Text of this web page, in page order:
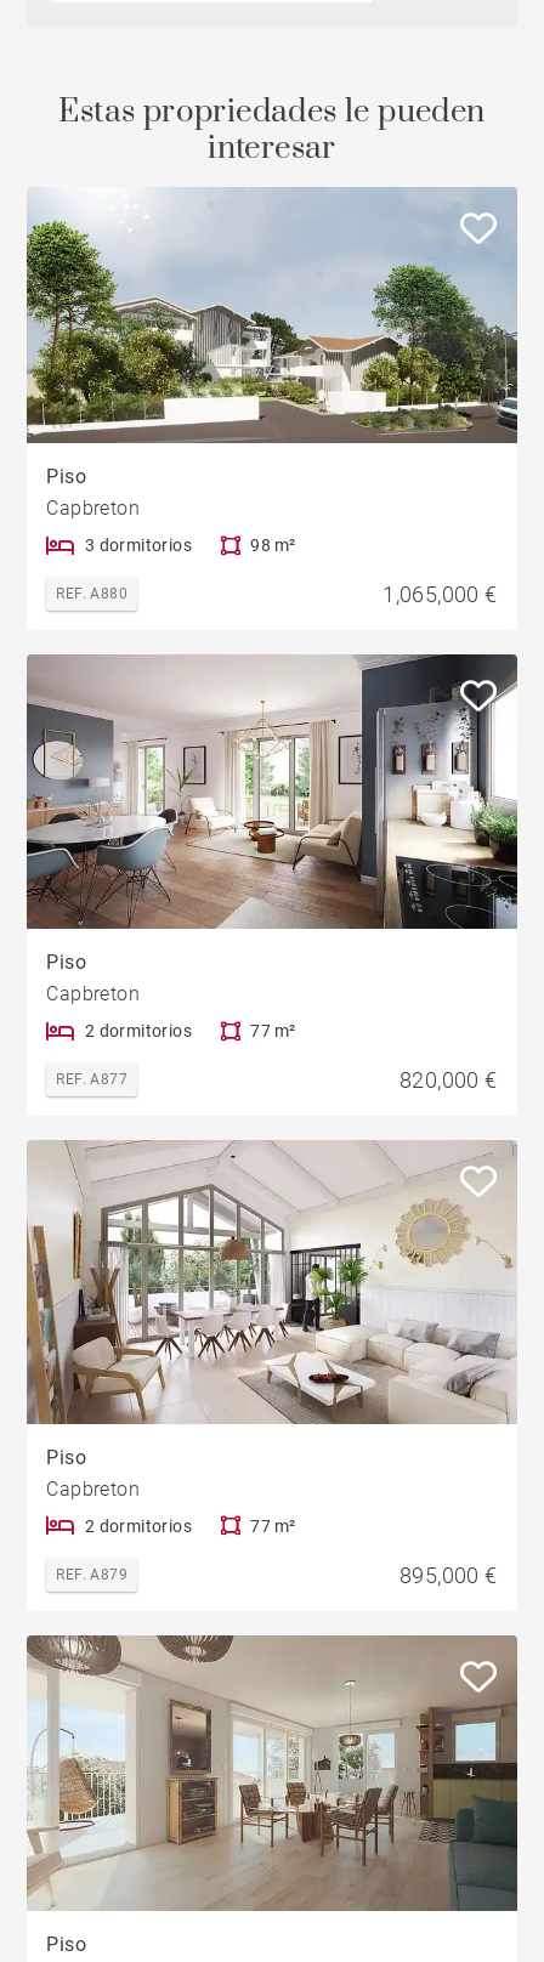
Estas propriedades le pueden
interesar
Piso
Capbreton
3 dormitorios 98 m²
REF. A880 1,065,000 €
Piso
Capbreton
2 dormitorios 77 m²
REF. A877 820,000 €
Piso
Capbreton
2 dormitorios 77 m²
REF. A879 895,000 €
Piso